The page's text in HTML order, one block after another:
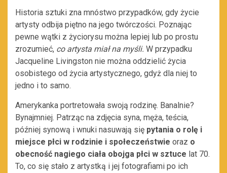
Historia sztuki zna mnóstwo przypadków, gdy życie
artysty odbija piętno na jego twórczości. Poznając
pewne wątki z życiorysu można lepiej lub po prostu
zrozumieć, co artysta miał na myśli. W przypadku
Jacqueline Livingston nie można oddzielić życia
osobistego od życia artystycznego, gdyż dla niej to
jedno i to samo.
Amerykanka portretowała swoją rodzinę. Banalnie?
Bynajmniej. Patrząc na zdjęcia syna, męża, teścia,
później synową i wnuki nasuwają się pytania o rolę i
miejsce płci w rodzinie i społeczeństwie oraz o
obecność nagiego ciała obojga płci w sztuce lat 70.
To, co się stało z artystką i jej fotografiami po ich